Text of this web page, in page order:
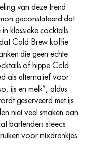
van deze trend
geconstateerd dat
klassieke cocktails
Cold Brew koffie
die geen echte
of hippe Cold
als alternatief voor
ijs en melk”, aldus
geserveerd met ijs
niet veel smaken aan
bartenders steeds
voor mixdrankjes